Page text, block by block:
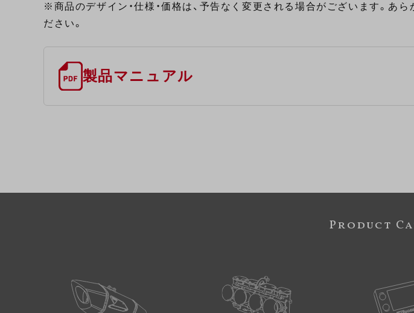
※商品のデザイン・仕様・価格は、予告なく変更される場合がございます。あら
ださい。
製品マニュアル
Product